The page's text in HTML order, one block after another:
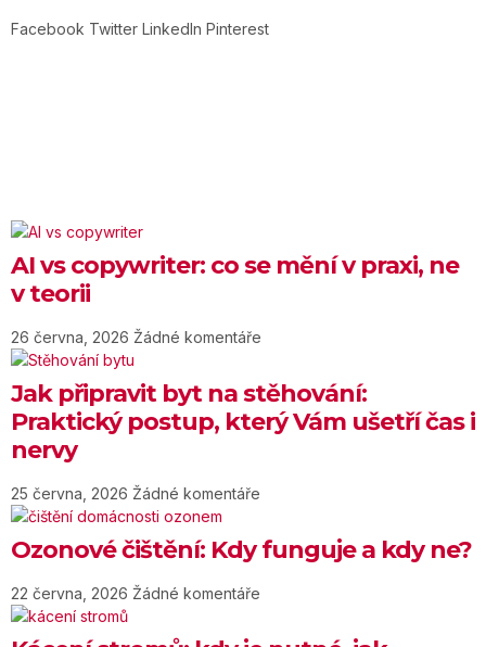
Facebook Twitter LinkedIn Pinterest
AI vs copywriter: co se mění v praxi, ne
v teorii
26 června, 2026 Žádné komentáře
Jak připravit byt na stěhování:
Praktický postup, který Vám ušetří čas i
nervy
25 června, 2026 Žádné komentáře
Ozonové čištění: Kdy funguje a kdy ne?
22 června, 2026 Žádné komentáře